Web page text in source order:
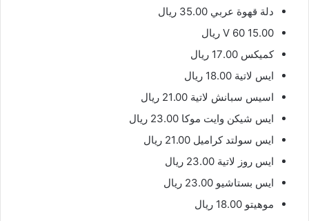
دلة قهوة عربي 35.00 ريال
V 60 15.00 ريال
كميكس 17.00 ريال
ايس لاتية 18.00 ريال
اسيس سبانش لاتية 21.00 ريال
ايس شيكن وايت موكا 23.00 ريال
ايس سولتد كراميل 21.00 ريال
ايس روز لاتية 23.00 ريال
ايس بستاشيو 23.00 ريال
موهيتو 18.00 ريال